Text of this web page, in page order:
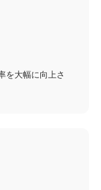
を大幅に向上さ